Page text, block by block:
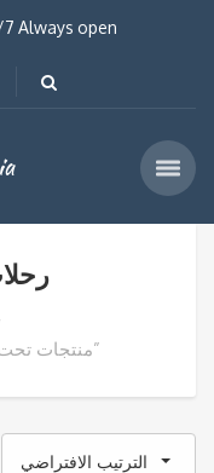
Always open
منتجات تحت الوسم “رحلات شتاء جورجيا”
الترتيب الافتراضي